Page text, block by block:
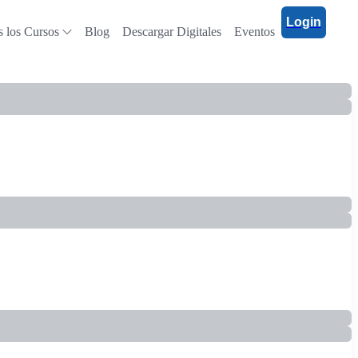
los Cursos Blog Descargar Digitales Eventos
Login